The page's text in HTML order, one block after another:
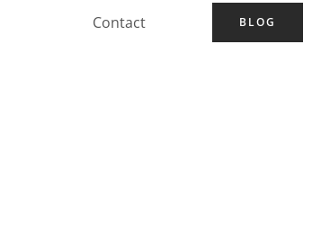
Contact BLOG